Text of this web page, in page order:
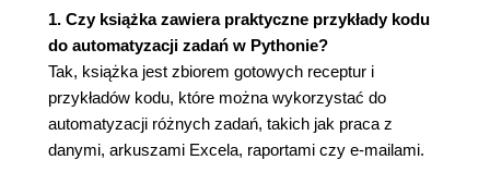
Jak to działa?
Dodatkowe informacje
Zobacz także
Używanie niezależnego narzędzia parse
Przygotowania
Jak to zrobić?
1. Czy książka zawiera praktyczne przykłady kodu
do automatyzacji zadań w Pythonie?
Tak, książka jest zbiorem gotowych receptur i
przykładów kodu, które można wykorzystać do
automatyzacji różnych zadań, takich jak praca z
danymi, arkuszami Excela, raportami czy e-mailami.